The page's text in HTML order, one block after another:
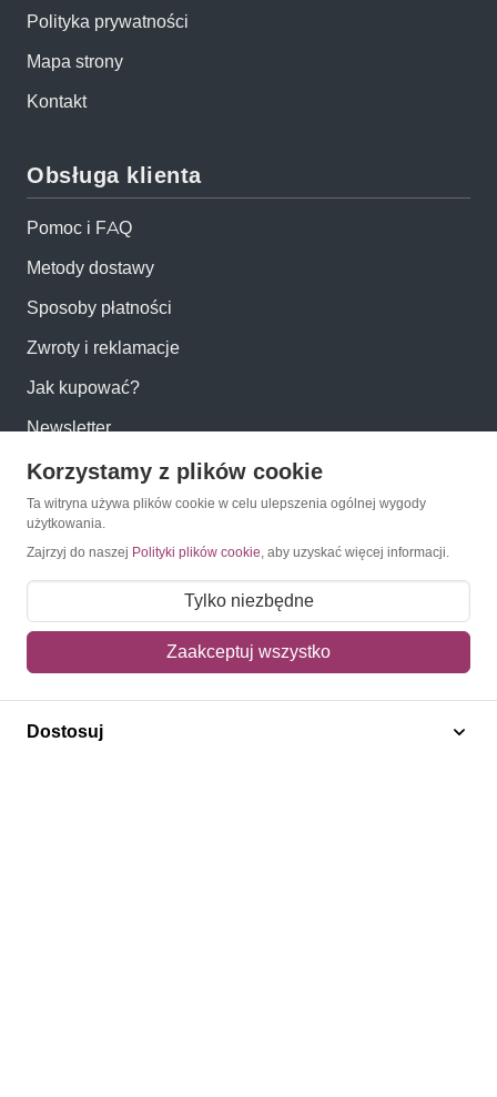
Polityka prywatności
Mapa strony
Kontakt
Obsługa klienta
Pomoc i FAQ
Metody dostawy
Sposoby płatności
Zwroty i reklamacje
Jak kupować?
Newsletter
Konto
Moje konto
Mój koszyk
Adres dostawy
Polecamy
Korzystamy z plików cookie
Ta witryna używa plików cookie w celu ulepszenia ogólnej wygody
użytkowania.
Zajrzyj do naszej Polityki plików cookie, aby uzyskać więcej informacji.
Tylko niezbędne
Zaakceptuj wszystko
Dostosuj